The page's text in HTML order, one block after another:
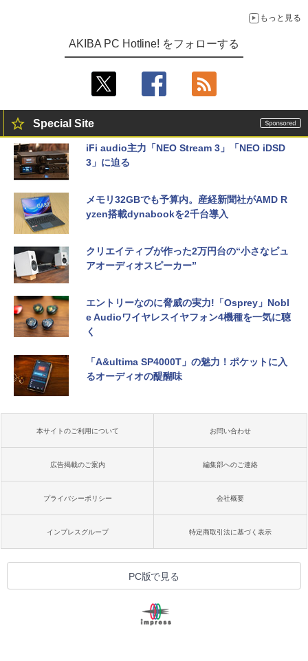
もっと見る
AKIBA PC Hotline! をフォローする
Special Site
iFi audio主力「NEO Stream 3」「NEO iDSD
3」に迫る
メモリ32GBでも予算内。産経新聞社がAMD R
yzen搭載dynabookを2千台導入
クリエイティブが作った2万円台の“小さなピュ
アオーディオスピーカー”
エントリーなのに脅威の実力!「Osprey」Nobl
e Audioワイヤレスイヤフォン4機種を一気に聴
く
「A&ultima SP4000T」の魅力！ポケットに入
るオーディオの醍醐味
本サイトのご利用について お問い合わせ
広告掲載のご案内 編集部へのご連絡
プライバシーポリシー 会社概要
インプレスグループ 特定商取引法に基づく表示
PC版で見る